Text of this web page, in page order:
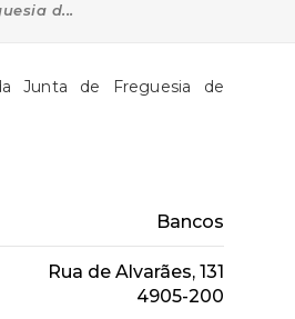
d...
Junta de Freguesia de
Bancos
Rua de Alvarães, 131
4905-200